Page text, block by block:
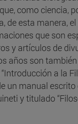
como ciencia,
de esta manera,
que son
y artículos de
años son
a la
un manual
y titulado